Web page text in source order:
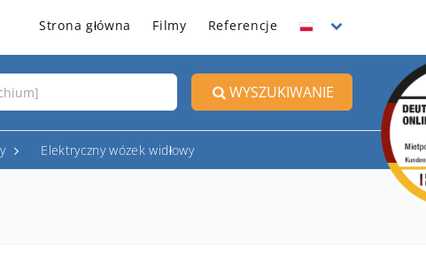
Strona główna Filmy Referencje
WYSZUKIWANIE
Elektryczny wózek widłowy